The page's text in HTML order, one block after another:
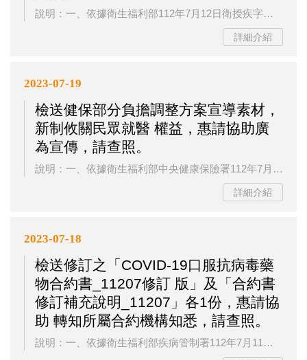
說明：一、依據衛生福利部112年7月12日衛授疾字第1120006058號函辦理。二、有關藥局CV7核扣案件申復審核原則，說明如下：(一)依據現行居家照護費用CV7核扣案件申復原則，醫事服務機構得以「C5案件申復」、「轉健保案件給付」或「系統性就醫日期誤植」3種方式擇一進行申復，合先敘明。(二)鑑於藥局係依據院所開立處方箋進行調劑或居家送藥，爰藥局以「C5案件申復」方式申復CV7核扣案件時，若無個案為隔離治療期間COVID-19確定病例之證明文件，得僅檢附當次處方箋，證明係依據疾病診斷碼為...
詳細介紹
2023-07-19
檢送健保部分負擔調整方案宣導素材，
新制攸關民眾就醫 權益，惠請協助廣
為宣傳，請查照。
說明：一、依據衛生福利部中央健康保險署112年7月6日健保企字第1120681534號函辦理。二、健保新制部分負擔於112年7月1日實施，主要針對門診藥品部分負擔，以及急診部分負擔費用進行調整，以落實分級醫療，珍惜健保資源。三、為提升民眾使用者付費精神及意識，健保署製作旨揭宣導素材10份電子檔，置於健保署全球資訊網首頁＞重要政策＞部分負擔專區＞部分負擔調整方案（112年7月1日起實施）(網址：https://www.nhi.gov.tw/Content_List.aspx?n=3E2767...
詳細介紹
2023-07-18
檢送修訂之「COVID-19口服抗病毒藥
物合約書_11207修訂 版」及「合約書
修訂補充說明_11207」各1份，惠請協
助 轉知所屬合約機構知悉，請查照。
說明：一、依據衛生福利部疾病管制署112年7月11日疾管防字第1120039332號函辦理。二、為賡續與本市藥局辦理COVID-19口服抗病毒藥物簽約事宜，本局前以112年5月23日高市衛藥字第11234818500號函（諒達），函請貴公會惠予協助所屬會員簽約，先與敘明。三、旨揭合約修訂係因藥事機構不涉及病人治療相關業務，原條款中「二、(七)用藥後，如個案服藥後產生藥物不良反應，乙方應予妥適處置或治療，並進行藥物不良反應通報。」不適用於藥事機構，爰修改此合約條款。四、倘貴公會所屬會員業為合...